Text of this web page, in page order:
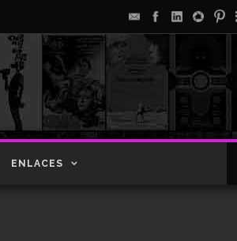
ENLACES